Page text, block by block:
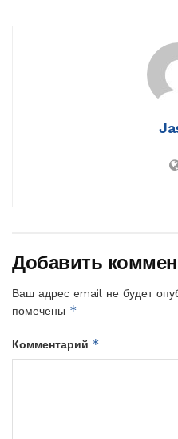
Добавить
Ваш адрес email не будет
помечены *
Комментарий *